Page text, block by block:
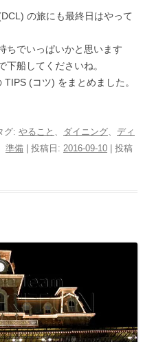
の旅にも最終日はやって
ちでいっぱいかと思います
船してくださいね。
(コツ) をまとめました。
グ: やること 、 ダイニング、 ディ
準備 | 投稿日: 2016-09-10
投稿